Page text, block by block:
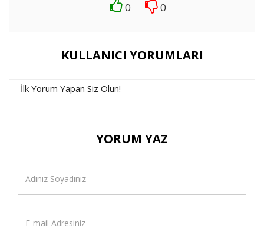
0 0
KULLANICI YORUMLARI
İlk Yorum Yapan Siz Olun!
YORUM YAZ